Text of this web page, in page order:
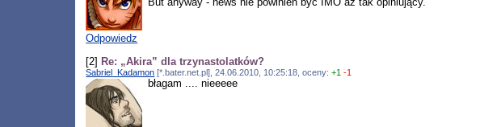
Odpowiedz
[2] Re: „Akira” dla trzynastolatków?
Sabriel_Kadamon [*.bater.net.pl], 24.06.2010, 10:25:18, oceny:+1 -1
błagam .... nieeeee